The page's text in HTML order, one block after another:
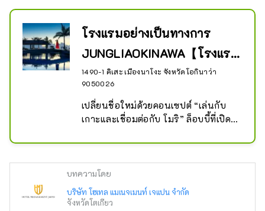
โรงแรมอย่างเป็นทางการ
JUNGLIAOKINAWA【โรงแรม
โอเรียนทัล โอกินาว่า...
1490-1 คิเสะ เมืองนาโงะ จังหวัดโอกินาว่า
9050026
เปลี่ยนชื่อใหม่ด้วยคอนเซปต์ “เล่นกับ
เกาะและเชื่อมต่อกับ โมริ” ล็อบบี้ที่เปิด
นึกถึง โมริ ของยันบารุ ห้องพักกว้าง
ขวางกว่า 44 ตารางเมตร และสระว่าย
น้ำยาว 170 เมตรบนเนินเขาที่หันหน้า
ไปทางทะเลนั้นมีขนาดใหญ่โตมโหฬาร
Oriental Hotel โอกินาว่า Resort &
บทความโดย
บริษัท โฮเทล แมเนจเมนท์ เจแปน จำกัด
จังหวัดโตเกียว